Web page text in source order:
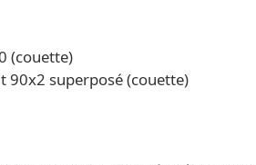
(couette)
90x2 superposé (couette)